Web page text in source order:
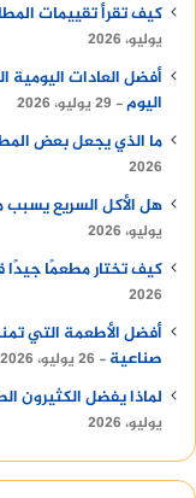
كيف تقرأ تقييمات
يوليو، 2026
أفضل العادات
اليوم
29 يوليو، 2026
ما الذي يجعل بعض
2026
هل الأكل السريع
يوليو، 2026
كيف تختار مطعمًا جيدًا
2026
أفضل الأطعمة التي
صناعية
26 يوليو، 2026
لماذا يفضل الكثيرون
يوليو، 2026